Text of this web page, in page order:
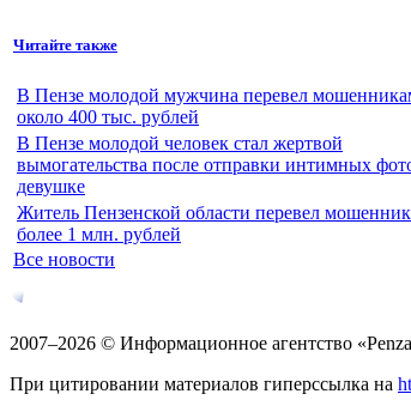
Читайте также
В Пензе молодой мужчина перевел
около 400 тыс. рублей
В Пензе молодой человек стал жертвой
вымогательства после отправки интимных
девушке
Житель Пензенской области перевел
более 1 млн. рублей
Все новости
2007–2026 © Информационное агентство
При цитировании материалов гиперссылка на